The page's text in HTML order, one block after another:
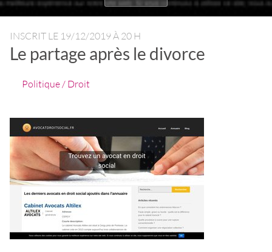
INSCRIT LE 19/12/2019 À 20 H
Le partage après le divorce
Politique / Droit